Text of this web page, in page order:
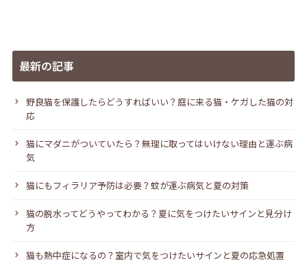
最新の記事
野良猫を保護したらどうすればいい？庭に来る猫・ケガした猫の対
応
猫にマダニがついていたら？無理に取ってはいけない理由と運ぶ病
気
猫にもフィラリア予防は必要？蚊が運ぶ病気と夏の対策
猫の脱水ってどうやってわかる？夏に気をつけたいサインと見分け
方
猫も熱中症になるの？室内で気をつけたいサインと夏の応急処置